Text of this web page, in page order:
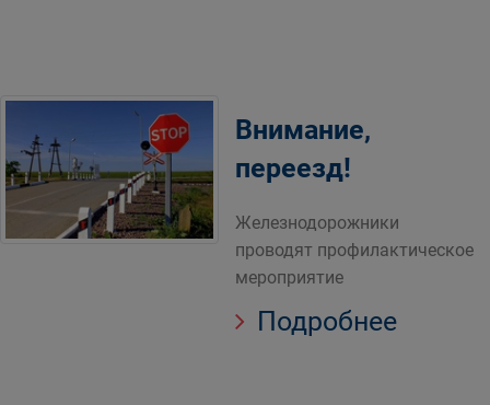
Внимание,
переезд!
Железнодорожники
проводят профилактическое
мероприятие
Подробнее